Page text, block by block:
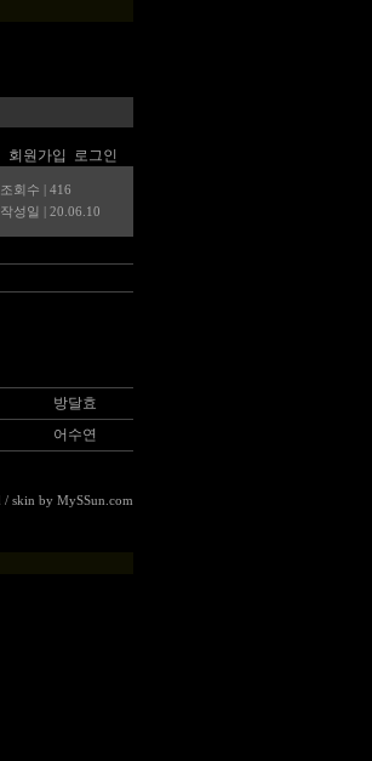
회원가입 로그인
조회수 | 416
작성일 | 20.06.10
방달효
어수연
/ skin by MySSun.com